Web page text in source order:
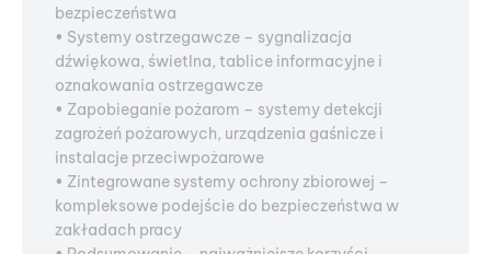
bezpieczeństwa
• Systemy ostrzegawcze – sygnalizacja
dźwiękowa, świetlna, tablice informacyjne i
oznakowania ostrzegawcze
• Zapobieganie pożarom – systemy detekcji
zagrożeń pożarowych, urządzenia gaśnicze i
instalacje przeciwpożarowe
• Zintegrowane systemy ochrony zbiorowej –
kompleksowe podejście do bezpieczeństwa w
zakładach pracy